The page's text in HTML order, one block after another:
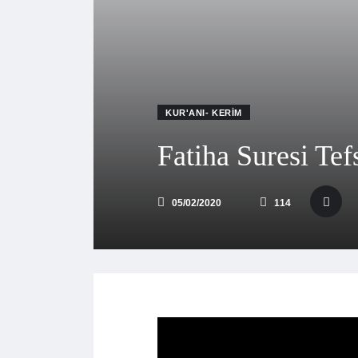
KUR'ANI- KERIM
Fatiha Suresi
05/02/2020 114